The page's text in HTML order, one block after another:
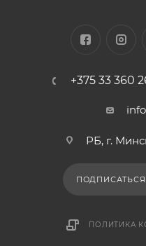
+375 33 360
РБ, г.
ПОЛИТИКА